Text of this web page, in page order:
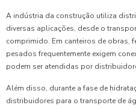
A indústria da construção utiliza
diversas aplicações, desde o
comprimido. Em canteiros de obras,
pesados frequentemente exigem
podem ser atendidas por
Além disso, durante a fase de
distribuidores para o transporte de